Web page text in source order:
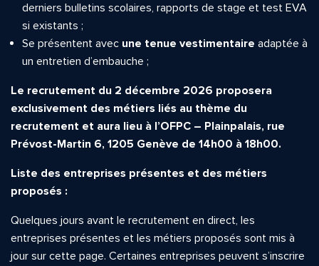
derniers bulletins scolaires, rapports de stage et test EVA
si existants ;
Se présentent avec une tenue vestimentaire adaptée à
un entretien d’embauche ;
Le recrutement du 2 décembre 2026 proposera
exclusivement des métiers liés au thème du
recrutement et aura lieu à l’OFPC – Plainpalais, rue
Prévost-Martin 6, 1205 Genève de 14h00 à 18h00.
Liste des entreprises présentes et des métiers
proposés :
Quelques jours avant le recrutement en direct, les
entreprises présentes et les métiers proposés sont mis à
jour sur cette page. Certaines entreprises peuvent s’inscrire